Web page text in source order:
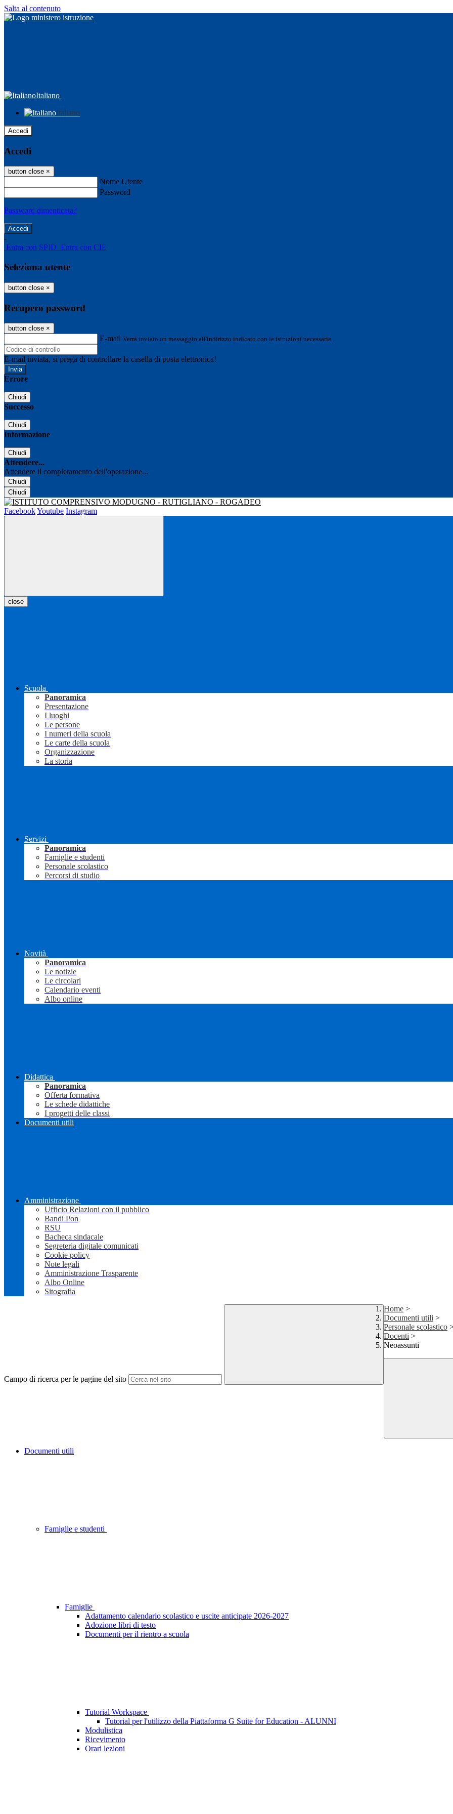
Salta al contenuto
Italiano
Italiano
Accedi
Accedi
button close ×
Nome Utente
Password
Password dimenticata?
-
Entra con SPID Entra con CIE
Seleziona utente
button close ×
Recupero password
button close ×
E-mail Verrà inviato un messaggio all'indirizzo indicato con le istruzioni necessarie.
E-mail inviata, si prega di controllare la casella di posta elettronica!
Errore
Chiudi
Successo
Chiudi
Informazione
Chiudi
Attendere...
Attendere il completamento dell'operazione...
Chiudi
Chiudi
FacebookYoutube Instagram
close
Scuola
Panoramica
Presentazione
I luoghi
Le persone
I numeri della scuola
Le carte della scuola
Organizzazione
La storia
Servizi
Panoramica
Famiglie e studenti
Personale scolastico
Percorsi di studio
Novità
Panoramica
Le notizie
Le circolari
Calendario eventi
Albo online
Didattica
Panoramica
Offerta formativa
Le schede didattiche
I progetti delle classi
Documenti utili
Amministrazione
Ufficio Relazioni con il pubblico
Bandi Pon
RSU
Bacheca sindacale
Segreteria digitale comunicati
Cookie policy
Note legali
Amministrazione Trasparente
Albo Online
Sitografia
Campo di ricerca per le pagine del sito
Home >
Documenti utili >
Personale scolastico
Docenti >
Neoassunti
Documenti utili
Famiglie e studenti
Famiglie
Adattamento calendario scolastico e uscite anticipate 2026-2027
Adozione libri di testo
Documenti per il rientro a scuola
Tutorial Workspace
Tutorial per l'utilizzo della Piattaforma G Suite for Education - ALUNNI
Modulistica
Ricevimento
Orari lezioni